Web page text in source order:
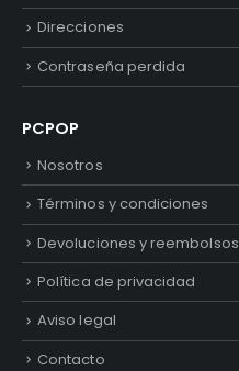
Direcciones
Contraseña perdida
PCPOP
Nosotros
Términos y condiciones
Devoluciones y reembolsos
Política de privacidad
Aviso legal
Contacto